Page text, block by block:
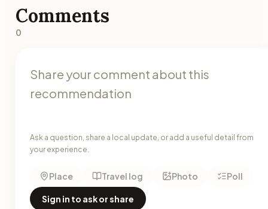
Comments
0
Ask a question, share a local update, or add a useful detail from
your experience.
Place Travel log Photo Poll
Sign in to ask or share